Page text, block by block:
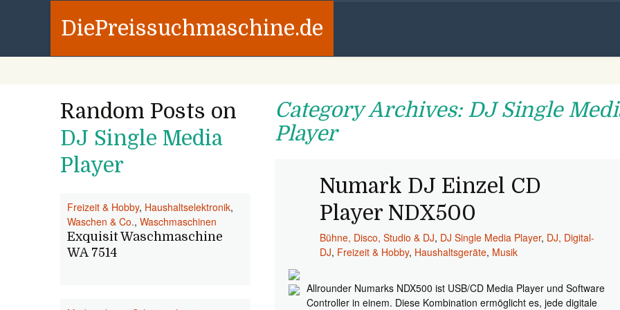
DiePreissuchmaschine.de
Category Archives: DJ Single
Player
Numark DJ Einzel CD
Player NDX500
Bühne, Disco, Studio & DJ, DJ Single Media Player, DJ, Digital-
DJ, Freizeit & Hobby, Haushaltsgeräte, Musik
Allrounder Numarks NDX500 ist USB/CD Media Player und Software
Controller in einem. Diese Kombination ermöglicht es, jede digitale
Random Posts on
DJ Single Media
Player
Freizeit & Hobby, Haushaltselektronik,
Waschen & Co., Waschmaschinen
Exquisit Waschmaschine
WA 7514